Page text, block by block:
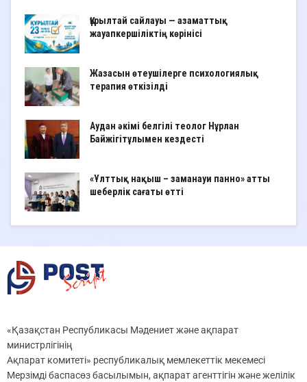
Құрылтай сайлауы — азаматтық
жауапкершіліктің көрінісі
Жазасын өтеушілерге психологиялық
терапия өткізілді
Аудан әкімі белгілі теолог Нұрлан
Байжігітұлымен кездесті
«Ұлттық нақыш – заманауи панно» атты
шеберлік сағаты өтті
«Қазақстан Республикасы Мәдениет және ақпарат
министрлігінің
Ақпарат комитеті» республикалық мемлекеттік мекемесі
Мерзімді баспасөз басылымын, ақпарат агенттігін және желілік